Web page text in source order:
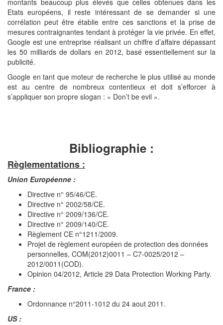
montants beaucoup plus élevés que celles obtenues dans les
Etats européens, il reste intéressant de se demander si une
corrélation peut être établie entre ces sanctions et la prise de
mesures contraignantes tendant à protéger la vie privée. En effet,
Google est une entreprise réalisant un chiffre d’affaire dépassant
les 50 milliards de dollars en 2012, basé essentiellement sur la
publicité.
Google en tant que moteur de recherche le plus utilisé au monde
est au centre de nombreux contentieux et doit s’efforcer à
s’appliquer son propre slogan : « Don’t be evil ».
Bibliographie :
Règlementations :
Union Européenne :
Directive n° 95/46/CE.
Directive n° 2002/58/CE.
Directive n° 2009/136/CE.
Directive n° 2009/140/CE.
Règlement CE n°1211/2009.
Projet de règlement européen de protection des données
personnelles, COM(2012)0011 – C7-0025/2012 –
2012/0011(COD).
Opinion 04/2012, Article 29 Data Protection Working Party.
France :
Ordonnance n°2011-1012 du 24 aout 2011.
US :